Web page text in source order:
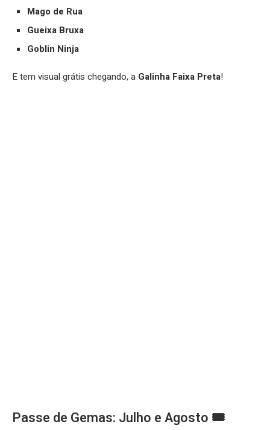
Mago de Rua
Gueixa Bruxa
Goblin Ninja
E tem visual grátis chegando, a Galinha Faixa Preta!
Passe de Gemas: Julho e Agosto 🎟️